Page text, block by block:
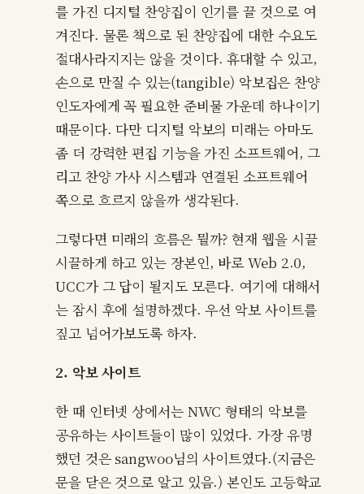
를 가진 디지털 찬양집이 인기를 끌 것으로 여
겨진다. 물론 책으로 된 찬양집에 대한 수요도
절대사라지지는 않을 것이다. 휴대할 수 있고,
손으로 만질 수 있는(tangible) 악보집은 찬양
인도자에게 꼭 필요한 준비물 가운데 하나이기
때문이다. 다만 디지털 악보의 미래는 아마도
좀 더 강력한 편집 기능을 가진 소프트웨어, 그
리고 찬양 가사 시스템과 연결된 소프트웨어
쪽으로 흐르지 않을까 생각된다.
그렇다면 미래의 흐름은 뭘까? 현재 웹을 시끌
시끌하게 하고 있는 장본인, 바로 Web 2.0,
UCC가 그 답이 될지도 모른다. 여기에 대해서
는 잠시 후에 설명하겠다. 우선 악보 사이트를
짚고 넘어가보도록 하자.
2. 악보 사이트
한 때 인터넷 상에서는 NWC 형태의 악보를
공유하는 사이트들이 많이 있었다. 가장 유명
했던 것은 sangwoo님의 사이트였다.(지금은
문을 닫은 것으로 알고 있음.) 본인도 고등학교